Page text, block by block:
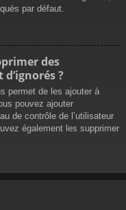
par défaut.
des
?
permet de les ajouter à
pouvez ajouter
de contrôle de l’utilisateur
également les supprimer